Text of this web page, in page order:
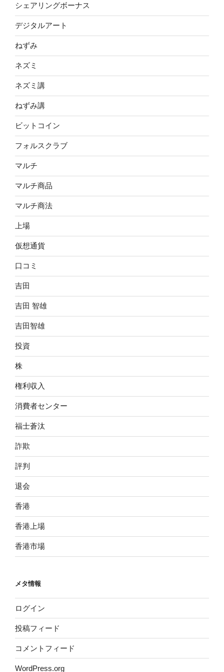
シェアリングボーナス
デジタルアート
ねずみ
ネズミ
ネズミ講
ねずみ講
ビットコイン
フォルスクラブ
マルチ
マルチ商品
マルチ商法
上場
仮想通貨
口コミ
吉田
吉田 智雄
吉田智雄
投資
株
権利収入
消費者センター
福士蒼汰
詐欺
評判
退会
香港
香港上場
香港市場
メタ情報
ログイン
投稿フィード
コメントフィード
WordPress.org